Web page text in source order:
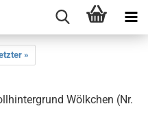
»
Wölkchen (Nr.